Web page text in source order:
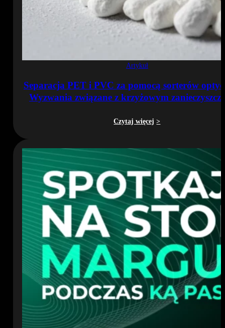
Artykuł
Separacja PET i PVC za pomocą sorterów
Wyzwania związane z krzyżowym
Czytaj więcej